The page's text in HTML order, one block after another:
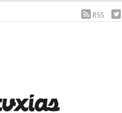
RSS